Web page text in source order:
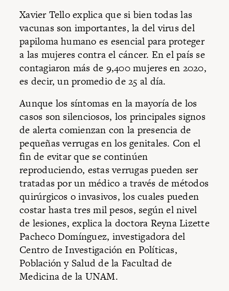
Xavier Tello explica que si bien todas las
vacunas son importantes, la del virus del
papiloma humano es esencial para proteger
a las mujeres contra el cáncer. En el país se
contagiaron más de 9,400 mujeres en 2020,
es decir, un promedio de 25 al día.
Aunque los síntomas en la mayoría de los
casos son silenciosos, los principales signos
de alerta comienzan con la presencia de
pequeñas verrugas en los genitales. Con el
fin de evitar que se continúen
reproduciendo, estas verrugas pueden ser
tratadas por un médico a través de métodos
quirúrgicos o invasivos, los cuales pueden
costar hasta tres mil pesos, según el nivel
de lesiones, explica la doctora Reyna Lizette
Pacheco Domínguez, investigadora del
Centro de Investigación en Políticas,
Población y Salud de la Facultad de
Medicina de la UNAM.